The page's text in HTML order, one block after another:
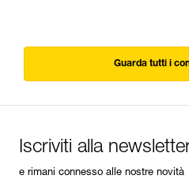
Guarda tutti i
Iscriviti alla
e rimani connesso alle nostre novità